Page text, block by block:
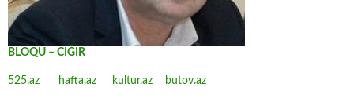
BLOQU – CIĞIR
525.az hafta.az kultur.az butov.az